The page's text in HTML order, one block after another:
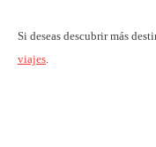
Si deseas descubrir más
viajes